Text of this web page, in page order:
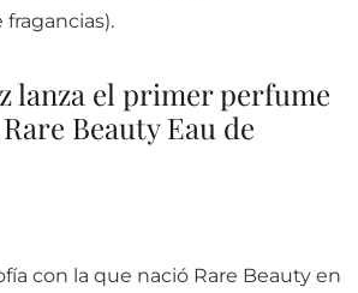
lanza el primer perfume
Beauty Eau de
con la que nació Rare Beauty en